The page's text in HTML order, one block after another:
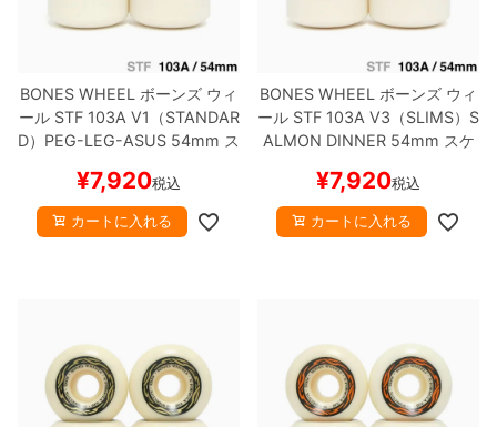
BONES WHEEL ボーンズ ウィ
ールSTF 103A V1（STANDAR
D） PEG-LEG-ASUS 54mm ス
¥7,920税込
カートに入れる
BONES WHEEL ボーンズ ウィ
ール STF 103A V3（SLIMS） S
ALMON DINNER54mm スケ
¥7,920税込
カートに入れる